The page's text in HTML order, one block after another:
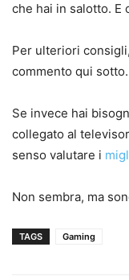
che hai in salotto. E
Per ulteriori
commento qui sotto.
Se invece hai
collegato al
senso valutare i
Non sembra, ma
TAGS Gaming